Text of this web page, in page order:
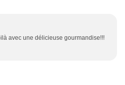
avec une délicieuse gourmandise!!!